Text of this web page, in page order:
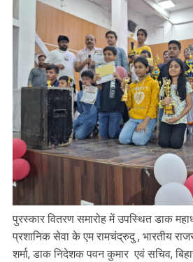
पुरस्कार वितरण समारोह में उपस्थित डाक
प्रशानिक सेवा के एम रामचंद्रुदु , भारतीय
शर्मा, डाक निदेशक पवन कुमार एवं सचिव,